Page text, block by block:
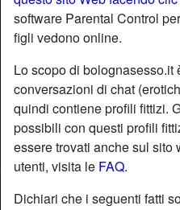
software Parental Control
figli vedono online.
Lo scopo di bolognasesso.it
conversazioni di chat
quindi contiene profili fittizi.
possibili con questi profili
essere trovati anche sul sito
utenti, visita le FAQ.
Dichiari che i seguenti fatti
star Aggiungi